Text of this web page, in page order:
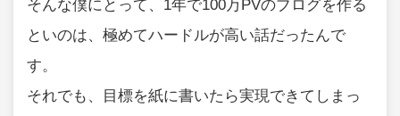
そんな僕にとって、1年で100万PVのブログを作る
といのは、極めてハードルが高い話だったんで
す。
それでも、目標を紙に書いたら実現できてしまっ